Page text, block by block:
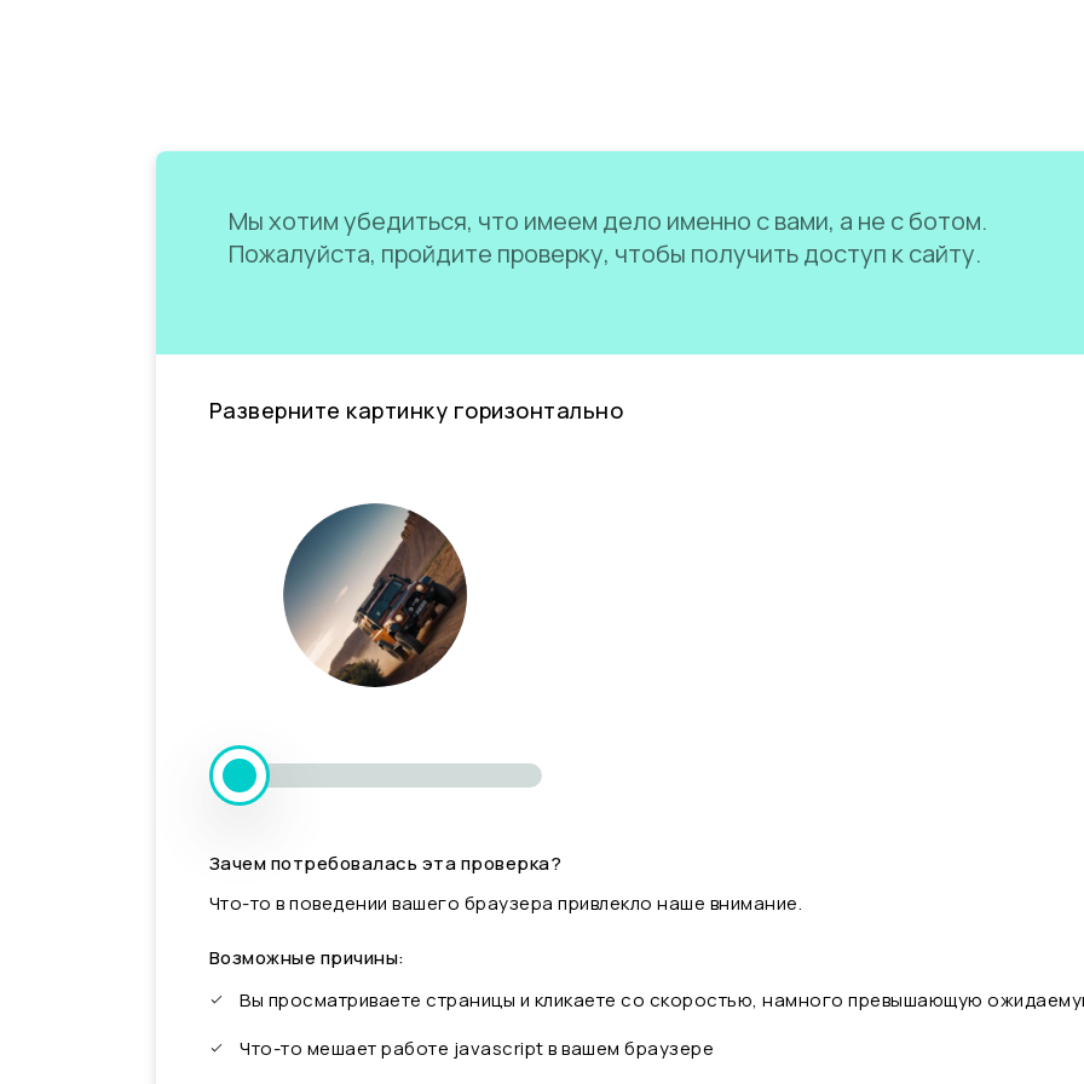
Мы хотим убедиться, что имеем дело именно с вами, а не с ботом.
Пожалуйста, пройдите проверку, чтобы получить доступ к сайту.
Разверните картинку горизонтально
Зачем потребовалась эта проверка?
Что-то в поведении вашего браузера привлекло наше внимание.
Возможные причины:
Вы просматриваете страницы и кликаете со скоростью, намного превышающую
Что-то мешает работе javascript в вашем браузере